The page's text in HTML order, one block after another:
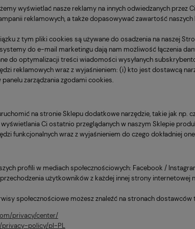
wyświetlać nasze reklamy na innych odwiedzanych przez
reklamowych, a także dopasowywać zawartość
z tym pliki cookies są używane do osadzenia na naszej
do e-mail marketingu dają nam możliwość łączenia
do optymalizacji treści wiadomości wysyłanych
reklamowych wraz z wyjaśnieniem: (i) kto jest dostawcą
zarządzania zgodami cookies.
na stronie Sklepu dodatkowe narzędzie, takie jak np.
Ci ostatnio przeglądanych w naszym Sklepie
funkcjonalnych wraz z wyjaśnieniem do czego dokładniej
profili w mediach społecznościowych: Facebook /
użytkowników z każdej innej strony internetowej
społecznościowe możesz znaleźć na stronach dostawców
privacy/center/
privacy-policy/pl-PL